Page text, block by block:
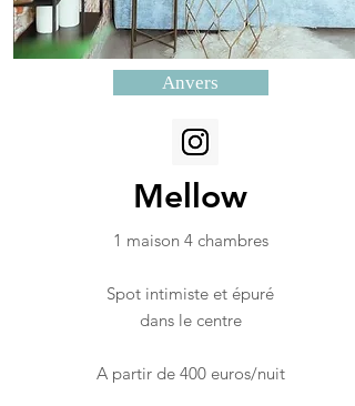
Anvers
Mellow
1 maison 4 chambres
Spot intimiste et épuré
dans le centre
A partir de 400 euros/nuit